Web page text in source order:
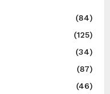
(84)
(125)
(34)
(87)
(46)